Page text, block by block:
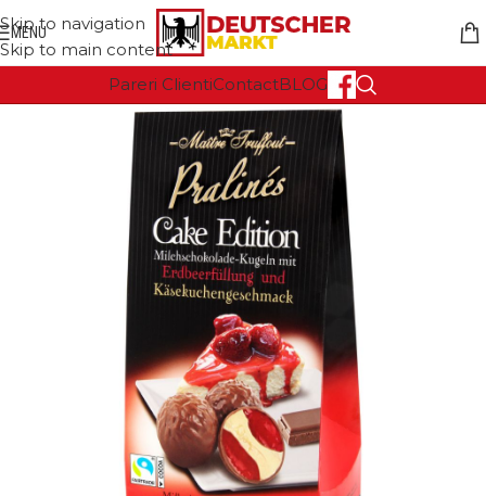
Skip to navigation
Skip to main content
MENU
Pareri ClientiContactBLOG